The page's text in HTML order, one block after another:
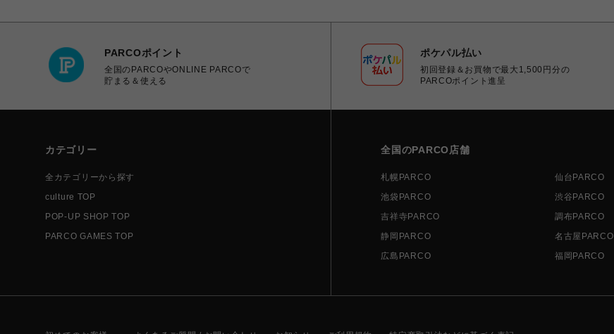
PARCOポイント
全国のPARCOやONLINE PARCOで
貯まる＆使える
ポケパル払い
初回登録＆お買物で最大1,500円分の
PARCOポイント進呈
カテゴリー
全カテゴリーから探す
culture TOP
POP-UP SHOP TOP
PARCO GAMES TOP
全国のPARCO店舗
札幌PARCO 仙台PARCO
池袋PARCO
渋谷PARCO
吉祥寺PARCO
調布PARCO
静岡PARCO
名古屋PARCO
広島PARCO
福岡PARCO